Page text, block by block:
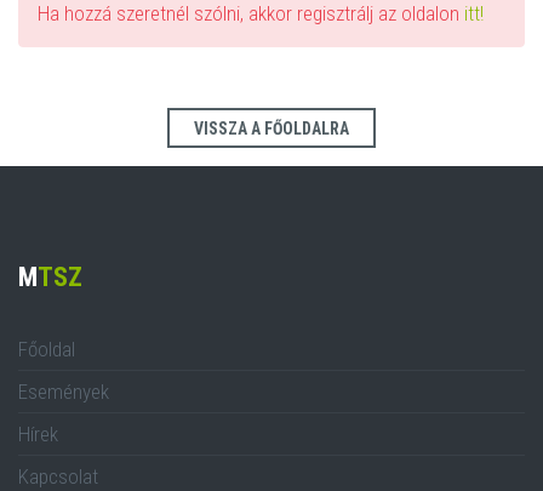
Ha hozzá szeretnél szólni, akkor regisztrálj az oldalon itt!
VISSZA A FŐOLDALRA
M TSZ
Főoldal
Események
Hírek
Kapcsolat